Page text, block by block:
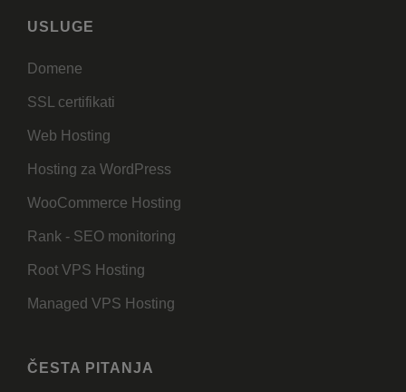
USLUGE
Domene
SSL certifikati
Web Hosting
Hosting za WordPress
WooCommerce Hosting
Rank - SEO monitoring
Root VPS Hosting
Managed VPS Hosting
ČESTA PITANJA